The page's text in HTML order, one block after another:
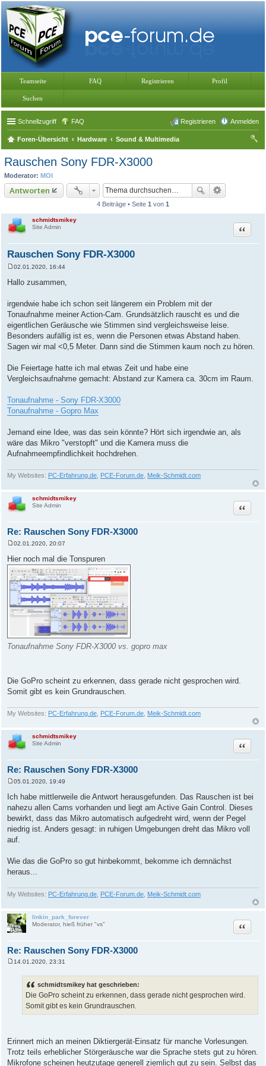
Teamseite FAQ Registrieren Profil
Suchen
Schnellzugriff FAQ Anmelden
Registrieren
Foren-Übersicht Hardware
Sound & Multimedia
Rauschen Sony FDR-X3000
Moderator: MOI
Antworten
4 Beiträge • Seite 1 von 1
schmidtsmikey
Site Admin
Rauschen Sony FDR-X3000
Zitat
e
i
a
g
02.01.2020, 16:44
Hallo zusammen,
irgendwie habe ich schon seit längerem ein Problem mit der
Tonaufnahme meiner Action-Cam. Grundsätzlich rauscht es und die
eigentlichen Geräusche wie Stimmen sind vergleichsweise leise.
Besonders aufällig ist es, wenn die Personen etwas Abstand haben.
Sagen wir mal <0,5 Meter. Dann sind die Stimmen kaum noch zu hören.
Die Feiertage hatte ich mal etwas Zeit und habe eine
Vergleichsaufnahme gemacht: Abstand zur Kamera ca. 30cm im Raum.
Tonaufnahme - Sony FDR-X3000
Tonaufnahme - Gopro Max
Jemand eine Idee, was das sein könnte? Hört sich irgendwie an, als
wäre das Mikro "verstopft" und die Kamera muss die
Aufnahmeempfindlichkeit hochdrehen.
My Websites: PC-Erfahrung.de PCE-Forum.de Meik-Schmidt.com
schmidtsmikey
Site Admin
Re: Rauschen Sony FDR-X3000
Zitat
t
r
a
g
02.01.2020, 20:07
Hier noch mal die Tonspuren
Tonaufnahme Sony FDR-X3000 vs. gopro max
Die GoPro scheint zu erkennen, dass gerade nicht gesprochen wird.
Somit gibt es kein Grundrauschen.
My Websites: PC-Erfahrung.de, PCE-Forum.de, Meik-Schmidt.com
schmidtsmikey
Site Admin
Re: Rauschen Sony FDR-X3000
Zitat
e
i
t
a
g
05.01.2020, 19:49
Ich habe mittlerweile die Antwort herausgefunden. Das Rauschen ist bei
nahezu allen Cams vorhanden und liegt am Active Gain Control. Dieses
bewirkt, dass das Mikro automatisch aufgedreht wird, wenn der Pegel
niedrig ist. Anders gesagt: in ruhigen Umgebungen dreht das Mikro voll
auf.
Wie das die GoPro so gut hinbekommt, bekomme ich demnächst
heraus...
My Websites: PC-Erfahrung.de PCE-Forum.de Meik-Schmidt.com
linkin_park_forever
Moderator, hieß früher "vs"
Re: Rauschen Sony FDR-X3000
Zitat
14.01.2020, 23:31
schmidtsmikey hat geschrieben:
Die GoPro scheint zu erkennen, dass gerade nicht gesprochen wird.
Somit gibt es kein Grundrauschen.
Erinnert mich an meinen Diktiergerät-Einsatz für manche Vorlesungen.
Trotz teils erheblicher Störgeräusche war die Sprache stets gut zu hören.
Mikrofone scheinen heutzutage generell ziemlich gut zu sein. Selbst das